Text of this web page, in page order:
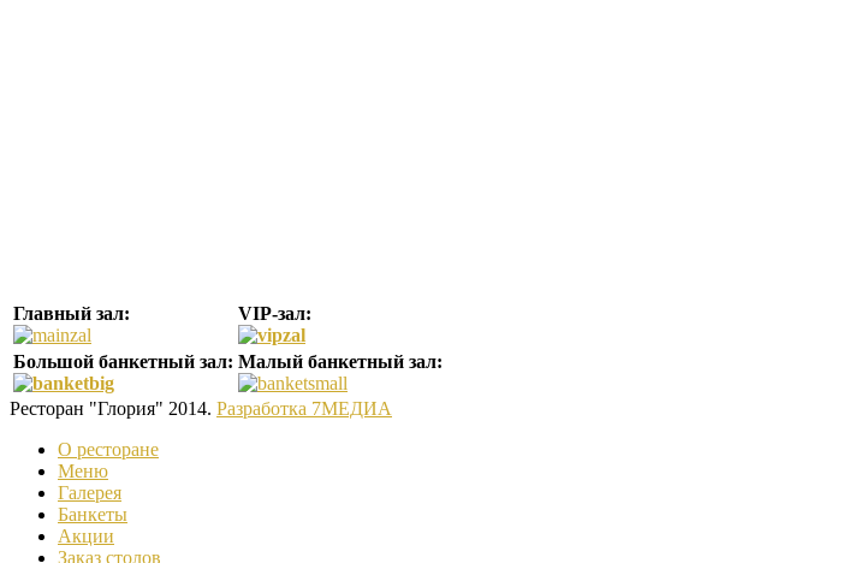
Главный зал: VIP-зал:
Большой банкетный зал: Малый банкетный зал:
Ресторан "Глория" 2014. Разработка 7МЕДИА
О ресторане
Меню
Галерея
Банкеты
Акции
Заказ столов